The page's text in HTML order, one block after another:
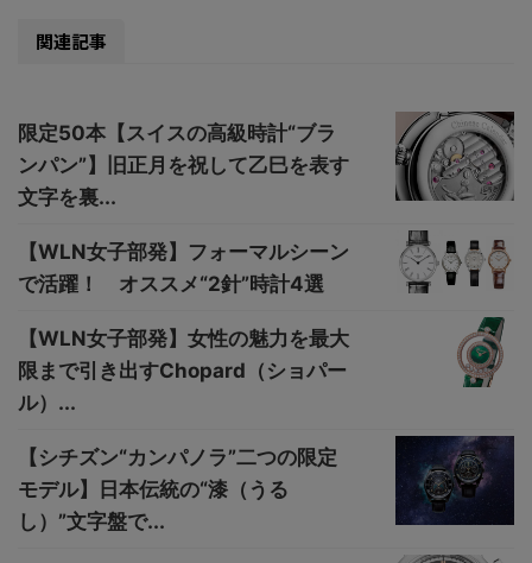
関連記事
限定50本【スイスの高級時計“ブラ
ンパン”】旧正月を祝して乙巳を表す
文字を裏...
【WLN女子部発】フォーマルシーン
で活躍！ オススメ“2針”時計4選
【WLN女子部発】女性の魅力を最大
限まで引き出すChopard（ショパー
ル）...
【シチズン“カンパノラ”二つの限定
モデル】日本伝統の“漆（うる
し）”文字盤で...